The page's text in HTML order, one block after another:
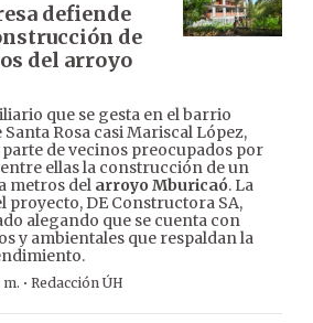
defiende
de
del arroyo
que se gesta en el barrio
Santa Rosa casi Mariscal López,
de vecinos preocupados por
ellas la construcción de un
metros del arroyo Mburicaó. La
proyecto, DE Constructora SA,
alegando que se cuenta con
y ambientales que respaldan la
m. · Redacción ÚH